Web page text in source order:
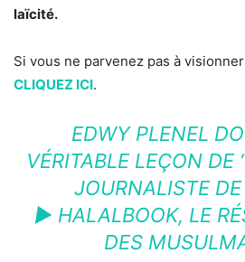
laïcité.
Si vous ne parvenez pas à
CLIQUEZ ICI.
EDWY PLENEL
VÉRITABLE LEÇON DE
JOURNALISTE
► HALALBOOK, LE
DES